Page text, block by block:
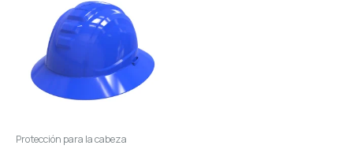
Protección para la cabeza